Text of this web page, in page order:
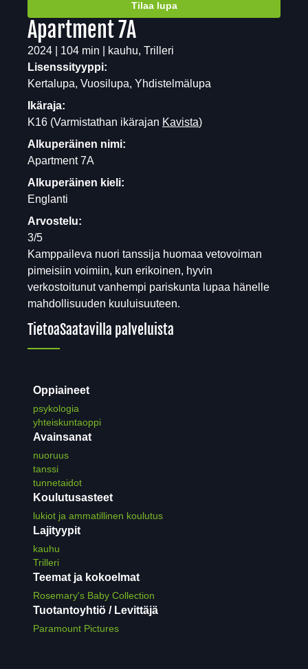
Tilaa lupa
Apartment 7A
2024 | 104 min | kauhu, Trilleri
Lisenssityyppi:
Kertalupa, Vuosilupa, Yhdistelmälupa
Ikäraja:
K16 (Varmistathan ikärajan Kavista)
Alkuperäinen nimi:
Apartment 7A
Alkuperäinen kieli:
Englanti
Arvostelu:
3/5
Kamppaileva nuori tanssija huomaa vetovoiman
pimeisiin voimiin, kun erikoinen, hyvin
verkostoitunut vanhempi pariskunta lupaa hänelle
mahdollisuuden kuuluisuuteen.
TietoaSaatavilla palveluista
Oppiaineet
psykologia
yhteiskuntaoppi
Avainsanat
nuoruus
tanssi
tunnetaidot
Koulutusasteet
lukiot ja ammatillinen koulutus
Lajityypit
kauhu
Trilleri
Teemat ja kokoelmat
Rosemary's Baby Collection
Tuotantoyhtiö / Levittäjä
Paramount Pictures